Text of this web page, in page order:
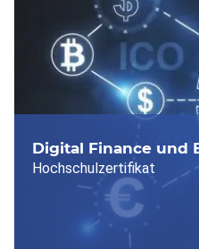
Digital Finance und
Hochschulzertifikat